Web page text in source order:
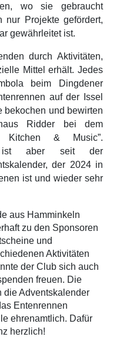
wo sie gebraucht
nur Projekte gefördert,
gewährleitet ist.
durch Aktivitäten,
Mittel erhält. Jedes
beim Dingdener
auf der Issel
bekochen und bewirten
Ridder bei dem
Kitchen & Music”.
ist aber seit der
der 2024 in
ist und wieder sehr
aus Hamminkeln
zu den Sponsoren
und
Aktivitäten
der Club sich auch
freuen. Die
die Adventskalender
Entenrennen
ehrenamtlich. Dafür
herzlich!